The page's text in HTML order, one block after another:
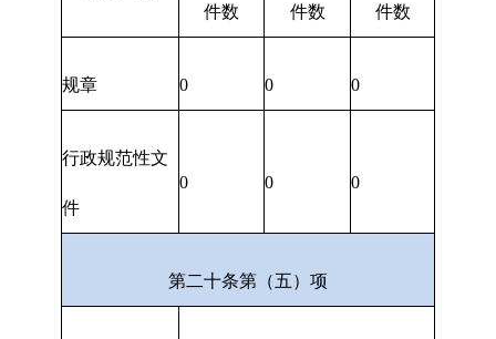
件数 件数 件数
规章 0 0 0
行政规范性文
件
0 0 0
第二十条第（五）项